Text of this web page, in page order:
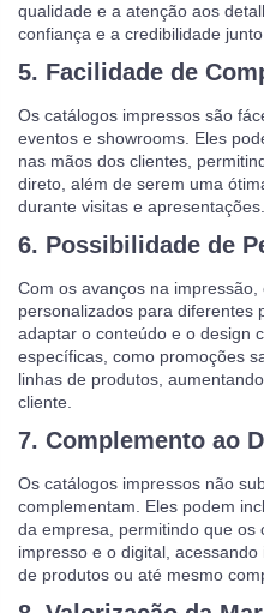
qualidade e a atenção aos
confiança e a credibilidade
5. Facilidade de
Os catálogos impressos são
eventos e showrooms. Eles
nas mãos dos clientes,
direto, além de serem uma
durante visitas e apresentações.
6. Possibilidade de
Com os avanços na
personalizados para diferentes
adaptar o conteúdo e o design
específicas, como promoções
linhas de produtos,
cliente.
7. Complemento ao
Os catálogos impressos não
complementam. Eles podem
da empresa, permitindo que os
impresso e o digital,
de produtos ou até mesmo